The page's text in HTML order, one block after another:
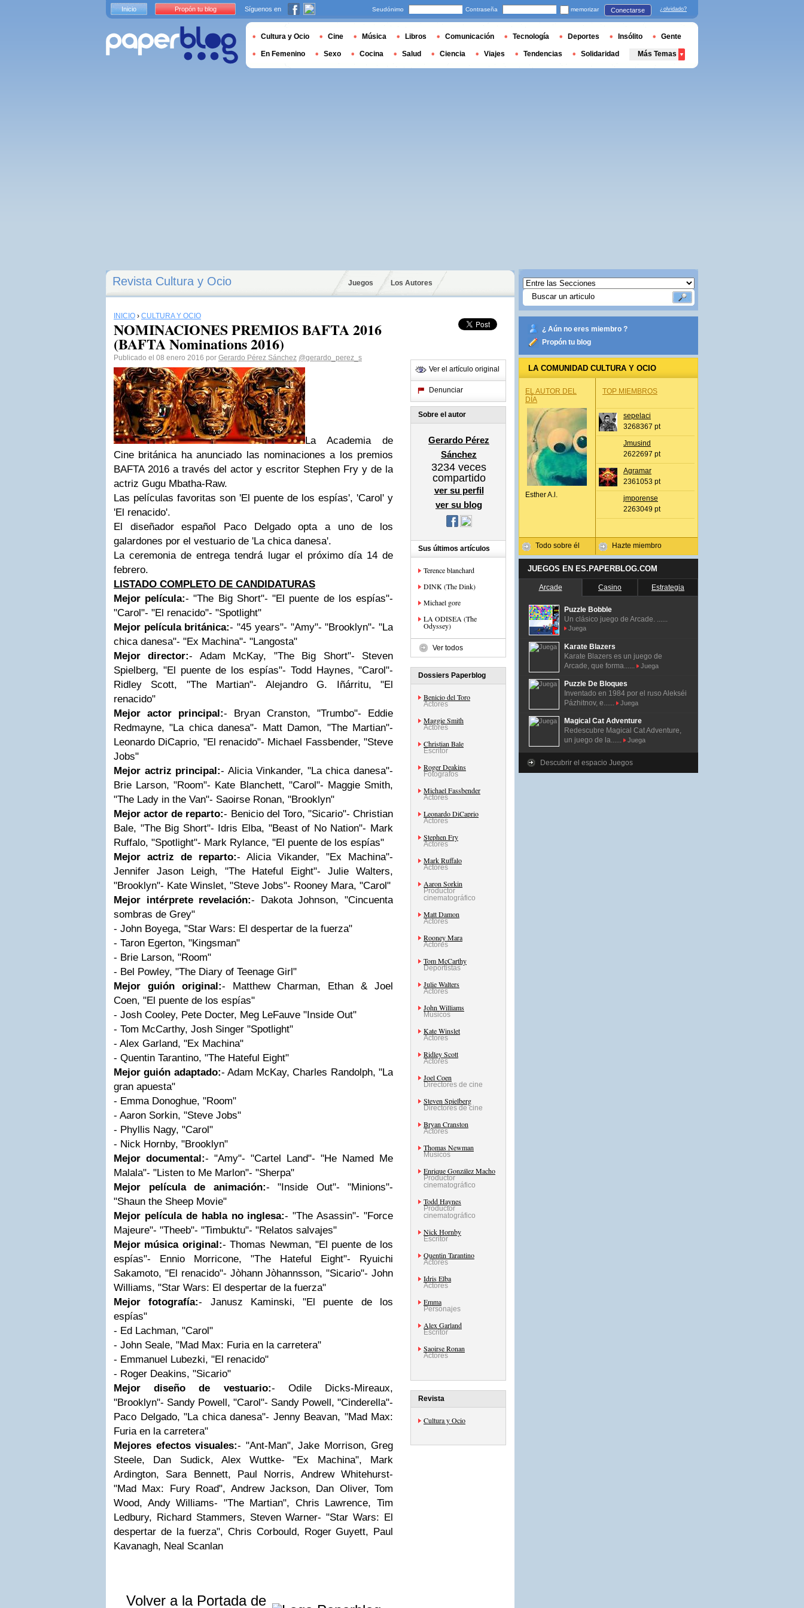
Revista Cultura y Ocio Juegos Los Autores
INICIO › CULTURA Y OCIO
NOMINACIONES PREMIOS BAFTA 2016
(BAFTA Nominations 2016)
Publicado el 08 enero 2016 por Gerardo Pérez Sánchez @gerardo_perez_s
La Academia de
Cine británica ha anunciado las nominaciones a los premios
BAFTA 2016 a través del actor y escritor Stephen Fry y de la
actriz Gugu Mbatha-Raw.
Las películas favoritas son 'El puente de los espías', 'Carol' y
'El renacido'.
El diseñador español Paco Delgado opta a uno de los
galardones por el vestuario de 'La chica danesa'.
La ceremonia de entrega tendrá lugar el próximo día 14 de
febrero.
LISTADO COMPLETO DE CANDIDATURAS
Mejor película:- "The Big Short"- "El puente de los espías"-
"Carol"- "El renacido"- "Spotlight"
Mejor película británica:- "45 years"- "Amy"- "Brooklyn"- "La
chica danesa"- "Ex Machina"- "Langosta"
Mejor director:- Adam McKay, "The Big Short"- Steven
Spielberg, "El puente de los espías"- Todd Haynes, "Carol"-
Ridley Scott, "The Martian"- Alejandro G. Iñárritu, "El
renacido"
Mejor actor principal:- Bryan Cranston, "Trumbo"- Eddie
Redmayne, "La chica danesa"- Matt Damon, "The Martian"-
Leonardo DiCaprio, "El renacido"- Michael Fassbender, "Steve
Jobs"
Mejor actriz principal:- Alicia Vinkander, "La chica danesa"-
Brie Larson, "Room"- Kate Blanchett, "Carol"- Maggie Smith,
"The Lady in the Van"- Saoirse Ronan, "Brooklyn"
Mejor actor de reparto:- Benicio del Toro, "Sicario"- Christian
Bale, "The Big Short"- Idris Elba, "Beast of No Nation"- Mark
Ruffalo, "Spotlight"- Mark Rylance, "El puente de los espías"
Mejor actriz de reparto:- Alicia Vikander, "Ex Machina"-
Jennifer Jason Leigh, "The Hateful Eight"- Julie Walters,
"Brooklyn"- Kate Winslet, "Steve Jobs"- Rooney Mara, "Carol"
Mejor intérprete revelación:- Dakota Johnson, "Cincuenta
sombras de Grey"
- John Boyega, "Star Wars: El despertar de la fuerza"
- Taron Egerton, "Kingsman"
- Brie Larson, "Room"
- Bel Powley, "The Diary of Teenage Girl"
Mejor guión original:- Matthew Charman, Ethan & Joel
Coen, "El puente de los espías"
- Josh Cooley, Pete Docter, Meg LeFauve "Inside Out"
- Tom McCarthy, Josh Singer "Spotlight"
- Alex Garland, "Ex Machina"
- Quentin Tarantino, "The Hateful Eight"
Mejor guión adaptado:- Adam McKay, Charles Randolph, "La
gran apuesta"
- Emma Donoghue, "Room"
- Aaron Sorkin, "Steve Jobs"
- Phyllis Nagy, "Carol"
- Nick Hornby, "Brooklyn"
Mejor documental:- "Amy"- "Cartel Land"- "He Named Me
Malala"- "Listen to Me Marlon"- "Sherpa"
Mejor película de animación:- "Inside Out"- "Minions"-
"Shaun the Sheep Movie"
Mejor película de habla no inglesa:- "The Asassin"- "Force
Majeure"- "Theeb"- "Timbuktu"- "Relatos salvajes"
Mejor música original:- Thomas Newman, "El puente de los
espías"- Ennio Morricone, "The Hateful Eight"- Ryuichi
Sakamoto, "El renacido"- Jòhann Jòhannsson, "Sicario"- John
Williams, "Star Wars: El despertar de la fuerza"
Mejor fotografía:- Janusz Kaminski, "El puente de los
espías"
- Ed Lachman, "Carol"
- John Seale, "Mad Max: Furia en la carretera"
- Emmanuel Lubezki, "El renacido"
- Roger Deakins, "Sicario"
Mejor diseño de vestuario:- Odile Dicks-Mireaux,
"Brooklyn"- Sandy Powell, "Carol"- Sandy Powell, "Cinderella"-
Paco Delgado, "La chica danesa"- Jenny Beavan, "Mad Max:
Furia en la carretera"
Mejores efectos visuales:- "Ant-Man", Jake Morrison, Greg
Steele, Dan Sudick, Alex Wuttke- "Ex Machina", Mark
Ardington, Sara Bennett, Paul Norris, Andrew Whitehurst-
"Mad Max: Fury Road", Andrew Jackson, Dan Oliver, Tom
Wood, Andy Williams- "The Martian", Chris Lawrence, Tim
Ledbury, Richard Stammers, Steven Warner- "Star Wars: El
despertar de la fuerza", Chris Corbould, Roger Guyett, Paul
Kavanagh, Neal Scanlan
Volver a la Portada de
Ver el artículo original
Denunciar
Sobre el autor
Gerardo Pérez
Sánchez
3234 veces
compartido
ver su perfil
ver su blog
Sus últimos artículos
Terence blanchard
DINK (The Dink)
Michael gore
LA ODISEA (The
Odyssey)
Ver todos
Dossiers Paperblog
Benicio del Toro
Actores
Maggie Smith
Actores
Christian Bale
Escritor
Roger Deakins
Fotógrafos
Michael Fassbender
Actores
Leonardo DiCaprio
Actores
Stephen Fry
Actores
Mark Ruffalo
Actores
Aaron Sorkin
Productor
cinematográfico
Matt Damon
Actores
Rooney Mara
Actores
Tom McCarthy
Deportistas
Julie Walters
Actores
John Williams
Músicos
Kate Winslet
Actores
Ridley Scott
Actores
Joel Coen
Directores de cine
Steven Spielberg
Directores de cine
Bryan Cranston
Actores
Thomas Newman
Músicos
Enrique González Macho
Productor
cinematográfico
Todd Haynes
Productor
cinematográfico
Nick Hornby
Escritor
Quentin Tarantino
Actores
Idris Elba
Actores
Emma
Personajes
Alex Garland
Escritor
Saoirse Ronan
Actores
Revista
Cultura y Ocio
¿ Aún no eres miembro ?
Propón tu blog
LA COMUNIDAD CULTURA Y OCIO
EL AUTOR DEL
DÍA
Esther A.l.
Todo sobre él
TOP MIEMBROS
sepelaci
3268367 pt
Jmusind
2622697 pt
Agramar
2361053 pt
jmporense
2263049 pt
Hazte miembro
JUEGOS EN ES.PAPERBLOG.COM
Arcade Casino Estrategia
Puzzle Bobble
Un clásico juego de Arcade. ......
Juega
Karate Blazers
Karate Blazers es un juego de
Arcade, que forma......
Juega
Puzzle De Bloques
Inventado en 1984 por el ruso Alekséi
Pázhitnov, e......
Juega
Magical Cat Adventure
Redescubre Magical Cat Adventure,
un juego de la......
Juega
Descubrir el espacio Juegos
Inicio Propón tu blog Síguenos en Seudónimo Contraseña memorizar Conectarse ¿olvidado?
Cultura y Ocio Cine Música Libros Comunicación Tecnología Deportes Insólito Gente
En Femenino Sexo Cocina Salud Ciencia Viajes Tendencias Solidaridad Más Temas